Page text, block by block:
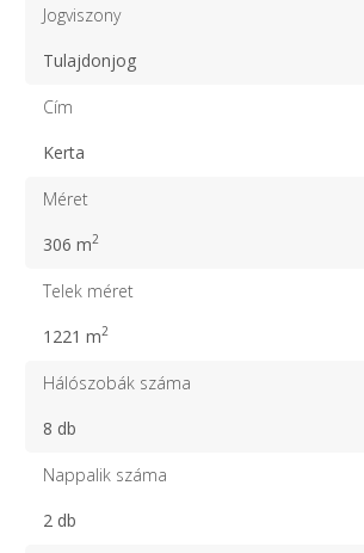
Jogviszony
Tulajdonjog
Cím
Kerta
Méret
306 m2
Telek méret
1221 m2
Hálószobák száma
8 db
Nappalik száma
2 db